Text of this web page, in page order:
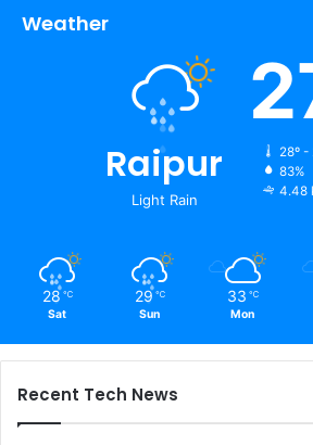
Weather
Raipur
Light Rain
28º -
83%
4.48
28 ℃
Sat
29 ℃
Sun
33 ℃
Mon
Recent Tech News